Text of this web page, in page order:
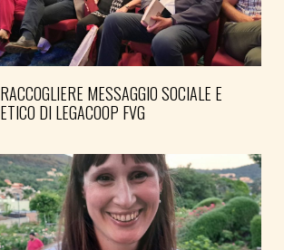
RACCOGLIERE MESSAGGIO SOCIALE E
ETICO DI LEGACOOP FVG